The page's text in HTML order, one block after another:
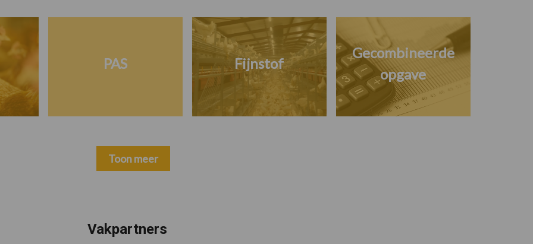
PAS Fijnstof
Gecombineerde
opgave
Toon meer
Vakpartners